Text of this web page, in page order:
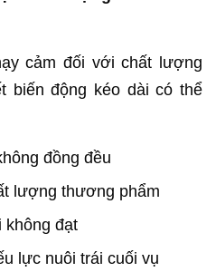
cảm đối với chất lượng
biến động kéo dài có thể
đồng đều
lượng thương phẩm
không đạt
lực nuôi trái cuối vụ